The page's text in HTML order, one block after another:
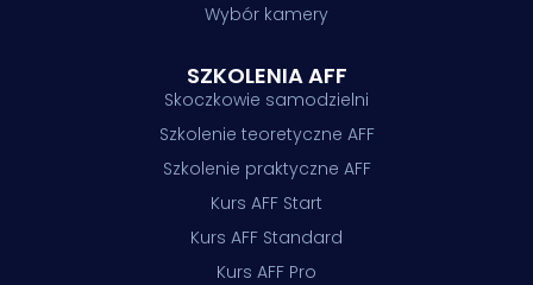
Wybór kamery
SZKOLENIA AFF
Skoczkowie samodzielni
Szkolenie teoretyczne AFF
Szkolenie praktyczne AFF
Kurs AFF Start
Kurs AFF Standard
Kurs AFF Pro